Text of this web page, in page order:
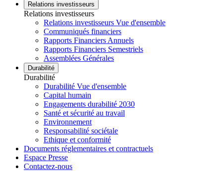
Relations investisseurs
Relations investisseurs
Relations investisseurs Vue d'ensemble
Communiqués financiers
Rapports Financiers Annuels
Rapports Financiers Semestriels
Assemblées Générales
Durabilité
Durabilité
Durabilité Vue d'ensemble
Capital humain
Engagements durabilité 2030
Santé et sécurité au travail
Environnement
Responsabilité sociétale
Ethique et conformité
Documents réglementaires et contractuels
Espace Presse
Contactez-nous